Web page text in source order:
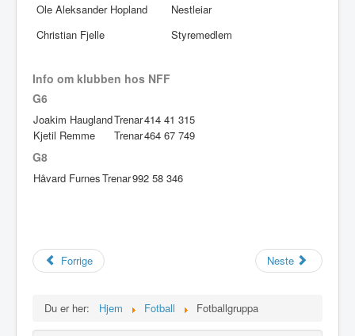
Medlemsskap
Minnefond
Ole Aleksander Hopland
Nestleiar
Christian Fjelle
Styremedlem
Info om klubben hos NFF
G6
Joakim HauglandTrenar414 41 315
Kjetil Remme
Trenar464 67 749
G8
Håvard FurnesTrenar992 58 346
Forrige Neste
Du er her: Hjem Fotball Fotballgruppa